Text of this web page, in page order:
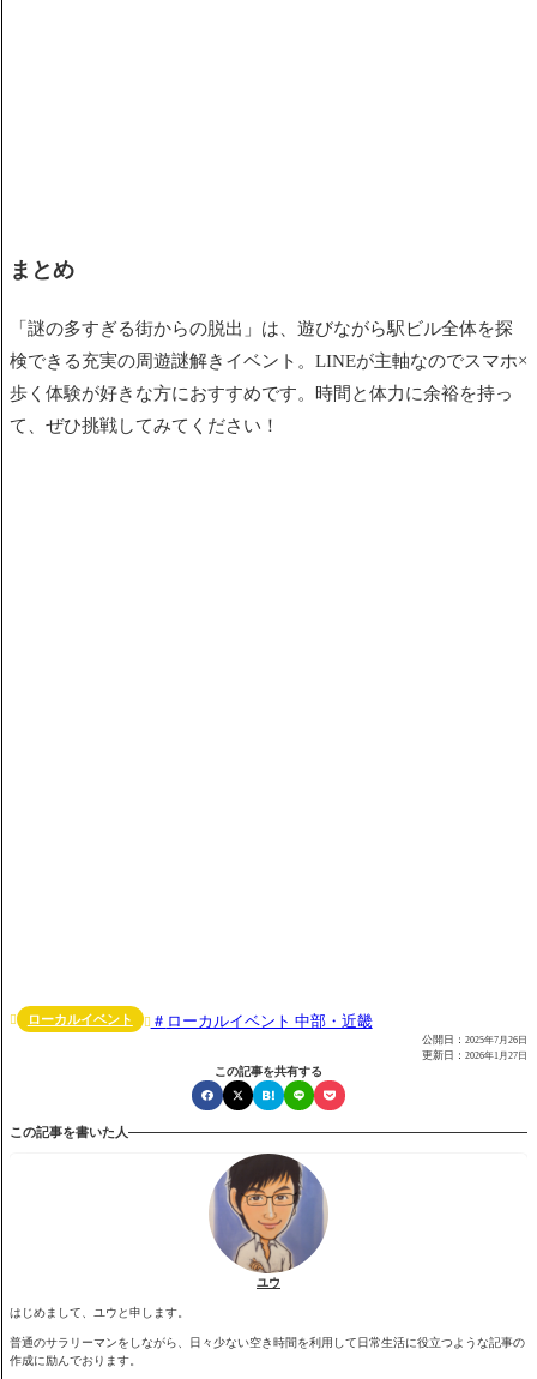
まとめ
「謎の多すぎる街からの脱出」は、遊びながら駅ビル全体を探
検できる充実の周遊謎解きイベント。LINEが主軸なのでスマホ×
歩く体験が好きな方におすすめです。時間と体力に余裕を持っ
て、ぜひ挑戦してみてください！
 ローカルイベント  ローカルイベント 中部・近畿
公開日： 2025年7月26日
更新日： 2026年1月27日
この記事を共有する
この記事を書いた人
ユウ
はじめまして、ユウと申します。
普通のサラリーマンをしながら、日々少ない空き時間を利用して日常生活に役立つような記事の
作成に励んでおります。